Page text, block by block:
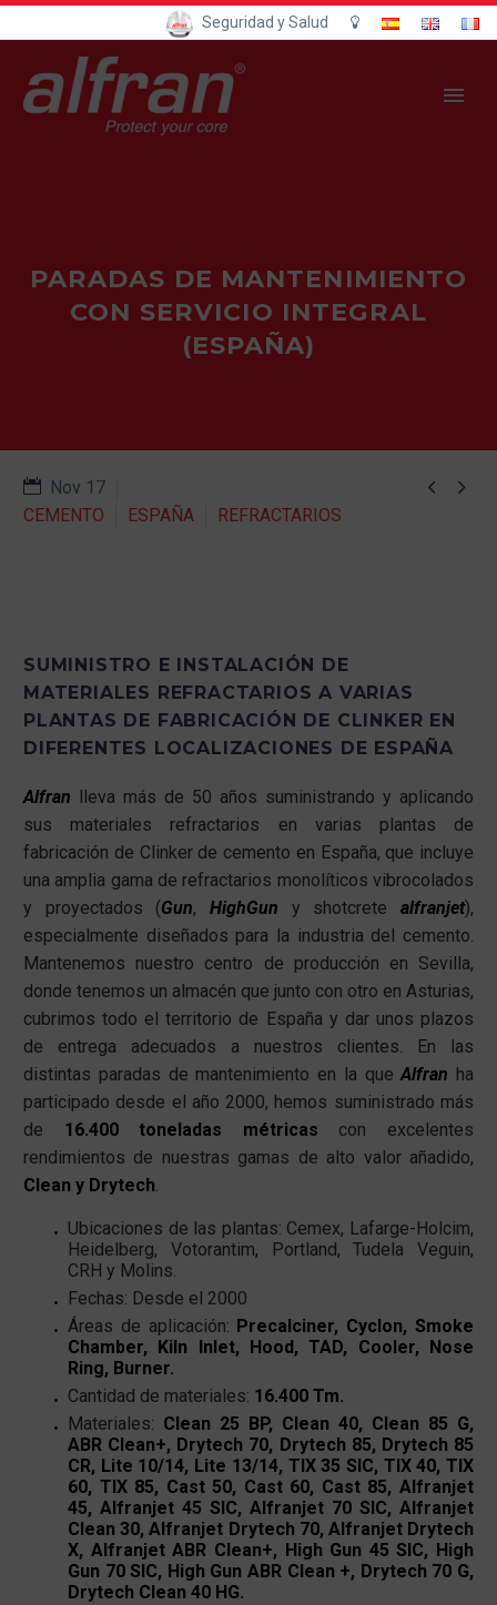
Seguridad y Salud
PARADAS DE MANTENIMIENTO
CON SERVICIO INTEGRAL
(ESPAÑA)
 
Nov 17
CEMENTO
ESPAÑA REFRACTARIOS
SUMINISTRO E INSTALACIÓN DE
MATERIALES REFRACTARIOS A VARIAS
PLANTAS DE FABRICACIÓN DE CLINKER EN
DIFERENTES LOCALIZACIONES DE ESPAÑA
Alfran lleva más de 50 años suministrando y aplicando
sus materiales refractarios en varias plantas de
fabricación de Clinker de cemento en España, que incluye
una amplia gama de refractarios monolíticos vibrocolados
y proyectados (Gun,HighGun y shotcretealfranjet),
especialmente diseñados para la industria del cemento.
Mantenemos nuestro centro de producción en Sevilla,
donde tenemos un almacén que junto con otro en Asturias,
cubrimos todo el territorio de España y dar unos plazos
de entrega adecuados a nuestros clientes. En las
distintas paradas de mantenimiento en la queAlfran ha
participado desde el año 2000, hemos suministrado más
de 16.400 toneladas métricas con excelentes
rendimientos de nuestras gamas de alto valor añadido,
Clean y Drytech.
Ubicaciones de las plantas: Cemex, Lafarge-Holcim,
Heidelberg, Votorantim, Portland, Tudela Veguin,
CRH y Molins.
Fechas: Desde el 2000
Áreas de aplicación: Precalciner, Cyclon, Smoke
Chamber, Kiln Inlet, Hood, TAD, Cooler, Nose
Ring, Burner.
Cantidad de materiales: 16.400 Tm.
Materiales: Clean 25 BP, Clean 40, Clean 85 G,
ABR Clean+, Drytech 70, Drytech 85, Drytech 85
CR, Lite 10/14, Lite 13/14, TIX 35 SIC, TIX 40, TIX
60, TIX 85, Cast 50, Cast 60, Cast 85, Alfranjet
45, Alfranjet 45 SIC, Alfranjet 70 SIC, Alfranjet
Clean 30, Alfranjet Drytech 70, Alfranjet Drytech
X, Alfranjet ABR Clean+, High Gun 45 SIC, High
Gun 70 SIC, High Gun ABR Clean +, Drytech 70 G,
Drytech Clean 40 HG.